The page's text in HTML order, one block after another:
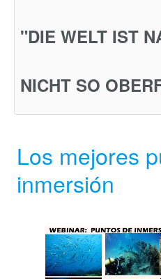
"DIE WELT IST
NICHT SO
Los mejores
inmersión